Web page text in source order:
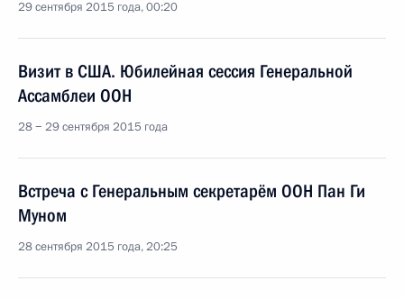
29 сентября 2015 года, 00:20
Визит в США. Юбилейная сессия Генеральной
Ассамблеи ООН
28 − 29 сентября 2015 года
Встреча с Генеральным секретарём ООН Пан Ги
Муном
28 сентября 2015 года, 20:25